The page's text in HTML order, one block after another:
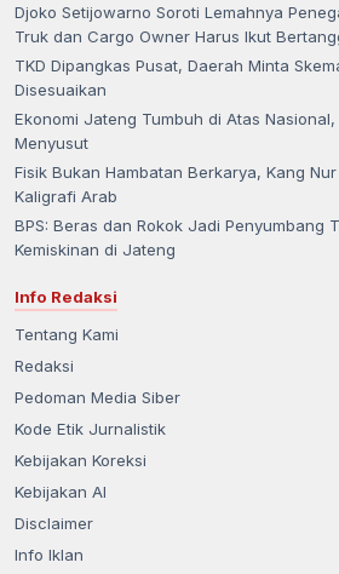
Djoko Setijowarno Soroti Lemahnya
Truk dan Cargo Owner Harus Ikut
TKD Dipangkas Pusat, Daerah Minta
Disesuaikan
Ekonomi Jateng Tumbuh di Atas
Menyusut
Fisik Bukan Hambatan Berkarya, Kang
Kaligrafi Arab
BPS: Beras dan Rokok Jadi Penyumbang
Kemiskinan di Jateng
Info Redaksi
Tentang Kami
Redaksi
Pedoman Media Siber
Kode Etik Jurnalistik
Kebijakan Koreksi
Kebijakan AI
Disclaimer
Info Iklan